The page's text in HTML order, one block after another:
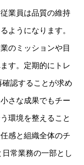
業員は品質の維持
ようになります。
のミッションや目
す。定期的にトレ
認することが求め
さな成果でもチー
環境を整えること
感と組織全体のチ
常業務の一部とし